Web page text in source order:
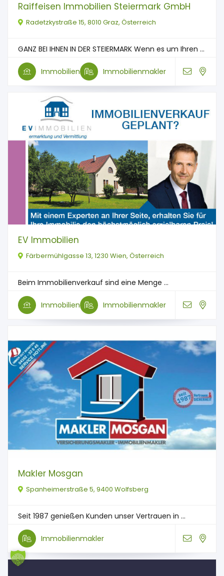
Raiffeisen Immobilien Steiermark GmbH
Radetzkystraße 15, 8010 Graz, Österreich
GANZ BEI IHNEN IN DER STEIERMARK Wenn es um Ihren ...
Immobilien Immobilienmakler
EV Immobilien
Färbermühlgasse 13, 1230 Wien, Österreich
Beim Immobilienverkauf sind eine Menge ...
Immobilien Immobilienmakler
Makler Mosgan
Spanheimerstraße 5, 9400 Wolfsberg
Seit 1987 genießen Kunden unser Vertrauen in ...
Immobilienmakler